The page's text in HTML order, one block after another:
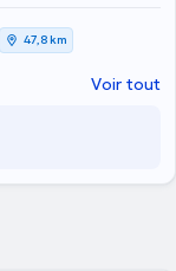
47,8 km
Voir tout